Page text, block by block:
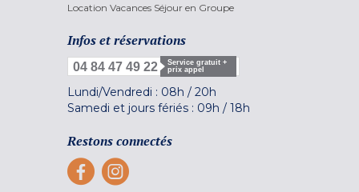
Location Vacances Séjour en Groupe
Infos et réservations
04 84 47 49 22
Service gratuit +
prix appel
Lundi/Vendredi : 08h / 20h
Samedi et jours fériés : 09h / 18h
Restons connectés